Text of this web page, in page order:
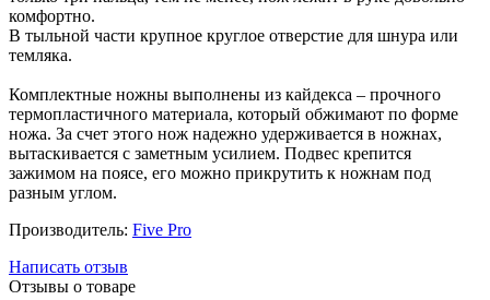
комфортно.
В тыльной части крупное круглое отверстие для шнура или
темляка.
Комплектные ножны выполнены из кайдекса – прочного
термопластичного материала, который обжимают по форме
ножа. За счет этого нож надежно удерживается в ножнах,
вытаскивается с заметным усилием. Подвес крепится
зажимом на поясе, его можно прикрутить к ножнам под
разным углом.
Производитель: Five Pro
Написать отзыв
Отзывы о товаре